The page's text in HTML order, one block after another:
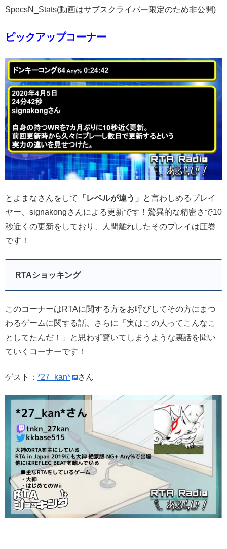
SpecsN_Stats(動画はサブスクライバー限定のため非公開)
ピックアップコーナー
とよまなさんをして 「レベルが違う」
と言わしめるプレイ
ヤー、signakongさんによる更新です！驚異的な精密さで10
秒近くの更新をしており、人間離れしたそのプレイは圧巻
です！
RTAショッキング
このコーナーはRTAに関する方をお呼びしてその方にまつ
わるゲームに関する話、さらに「実はこの人ってこんなこ
としてたんだ！」と思わず驚いてしまうような裏話を聞い
ていくコーナーです！
ゲスト： *27_kan* さん